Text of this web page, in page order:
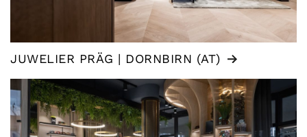
JUWELIER PRÄG | DORNBIRN (AT)